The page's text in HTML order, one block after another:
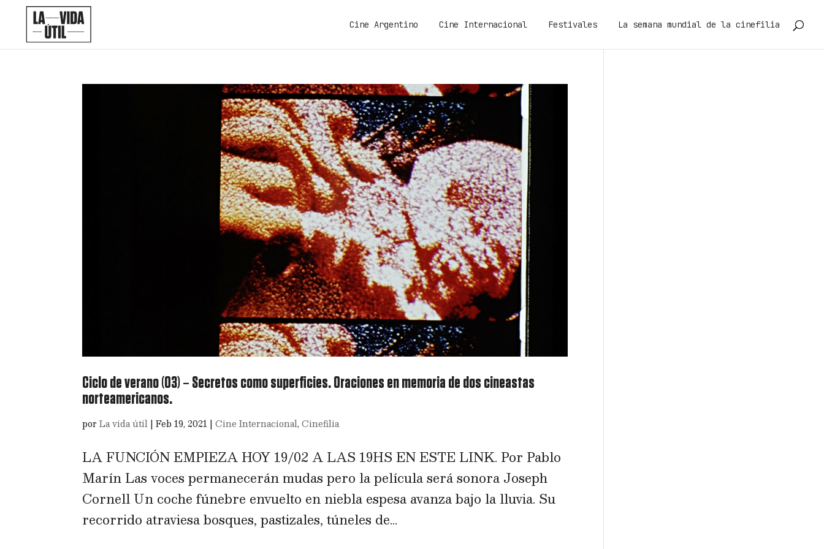
Cine Argentino Cine Internacional Festivales La semana mundial de la cinefilia
Ciclo de verano (03) – Secretos como superficies. Oraciones en memoria de dos cineastas
norteamericanos.
porLa vida útil |Feb 19, 2021 |Cine Internacional,Cinefilia
LA FUNCIÓN EMPIEZA HOY 19/02 A LAS 19HS EN ESTE LINK. Por Pablo
Marín Las voces permanecerán mudas pero la película será sonora Joseph
Cornell Un coche fúnebre envuelto en niebla espesa avanza bajo la lluvia. Su
recorrido atraviesa bosques, pastizales, túneles de...